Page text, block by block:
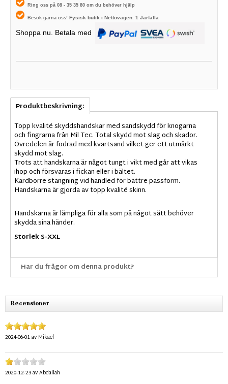
Ring oss på 08 - 35 35 80 om du behöver hjälp
Besök gärna oss! Fysisk butik i Nettovägen. 1 Järfälla
Shoppa nu. Betala med
Produktbeskrivning:
Topp kvalité skyddshandskar med sandskydd för knogarna
och fingrarna från Mil Tec. Total skydd mot slag och skador.
Övredelen är fodrad med kvartsand vilket ger ett utmärkt
skydd mot slag.
Trots att handskarna är något tungt i vikt med går att vikas
ihop och försvaras i fickan eller i bältet.
Kardborre stängning vid handled för bättre passform.
Handskarna är gjorda av topp kvalité skinn.
Handskarna är lämpliga för alla som på något sätt behöver
skydda sina händer.
Storlek S-XXL
Har du frågor om denna produkt?
Recensioner
2024-06-01av Mikael
2020-12-23avAbdallah